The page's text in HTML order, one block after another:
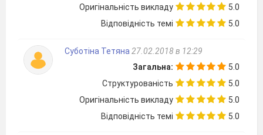
змістовна відповідь,жовтий– активність
зелений– за організаційні здібності.
За кожен із жетонів команда отримує по 2
бали. А якщо експерти виберуть
синій
порушення поведінки, тоді
команда втрачає 2
2.Мотивація
Оригінальність викладу
5.0
Відповідність темі
5.0
Суботіна Тетяна 27.02.2018 в 12:29
Загальна:
5.0
Структурованість
5.0
Оригінальність викладу
5.0
Відповідність темі
5.0